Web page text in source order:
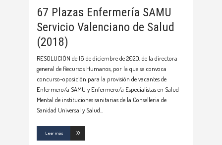
67 Plazas Enfermería SAMU
Servicio Valenciano de Salud
(2018)
RESOLUCIÓN de 16 de diciembre de 2020, de la directora
general de Recursos Humanos, por la que se convoca
concurso-oposición para la provisión de vacantes de
Enfermero/a SAMU y Enfermero/a Especialistas en Salud
Mental de instituciones sanitarias de la Conselleria de
Sanidad Universal y Salud
Leer más